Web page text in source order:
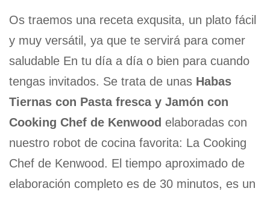
Os traemos una receta exqusita, un plato fácil
y muy versátil, ya que te servirá para comer
saludable En tu día a día o bien para cuando
tengas invitados. Se trata de unas Habas
Tiernas con Pasta fresca y Jamón con
Cooking Chef de Kenwood elaboradas con
nuestro robot de cocina favorita: La Cooking
Chef de Kenwood. El tiempo aproximado de
elaboración completo es de 30 minutos, es un